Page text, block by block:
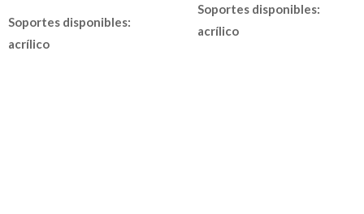
Soportes disponibles:
acrílico
Soportes disponibles:
acrílico